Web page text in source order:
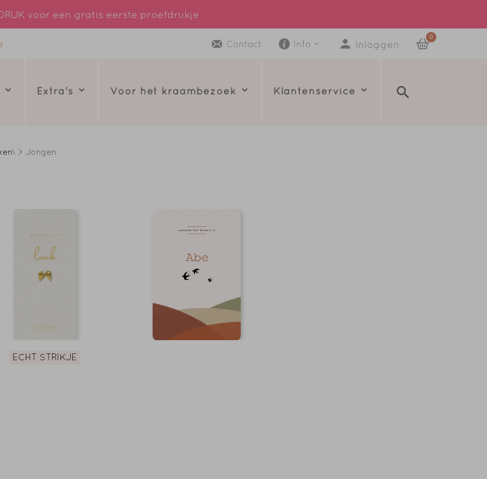
voor een gratis eerste proefdrukje
Contact Info Inloggen
0
Extra's Voor het kraambezoek Klantenservice
\ > Jongen
ECHT STRIKJE